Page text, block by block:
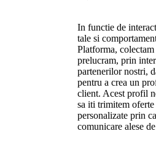
In functie de
tale si
Platforma, colectam
prelucram, prin
partenerilor nostri,
pentru a crea un
client. Acest profil
sa iti trimitem oferte
personalizate prin
comunicare alese